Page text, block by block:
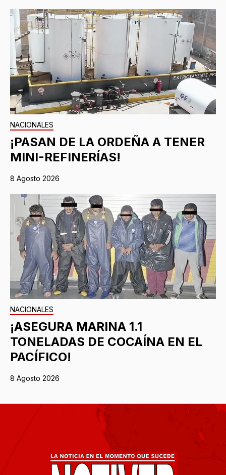
NACIONALES
¡PASAN DE LA ORDEÑA A TENER
MINI-REFINERÍAS!
8 Agosto 2026
NACIONALES
¡ASEGURA MARINA 1.1
TONELADAS DE COCAÍNA EN EL
PACÍFICO!
8 Agosto 2026